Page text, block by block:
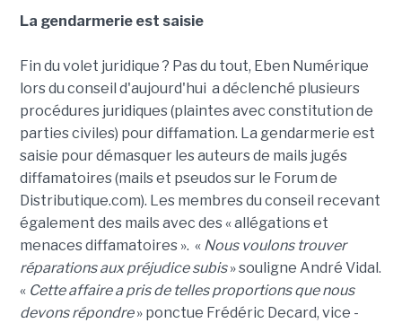
La gendarmerie est saisie
Fin du volet juridique ? Pas du tout, Eben Numérique
lors du conseil d'aujourd'hui a déclenché plusieurs
procédures juridiques (plaintes avec constitution de
parties civiles) pour diffamation. La gendarmerie est
saisie pour démasquer les auteurs de mails jugés
diffamatoires (mails et pseudos sur le Forum de
Distributique.com). Les membres du conseil recevant
également des mails avec des « allégations et
menaces diffamatoires ». « Nous voulons trouver
réparations aux préjudice subis» souligne André Vidal.
« Cette affaire a pris de telles proportions que nous
devons répondre» ponctue Frédéric Decard, vice -